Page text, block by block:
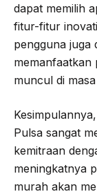
dapat memilih
fitur-fitur
pengguna juga
memanfaatkan
muncul di
Pulsa sangat
kemitraan
meningkatnya
murah akan